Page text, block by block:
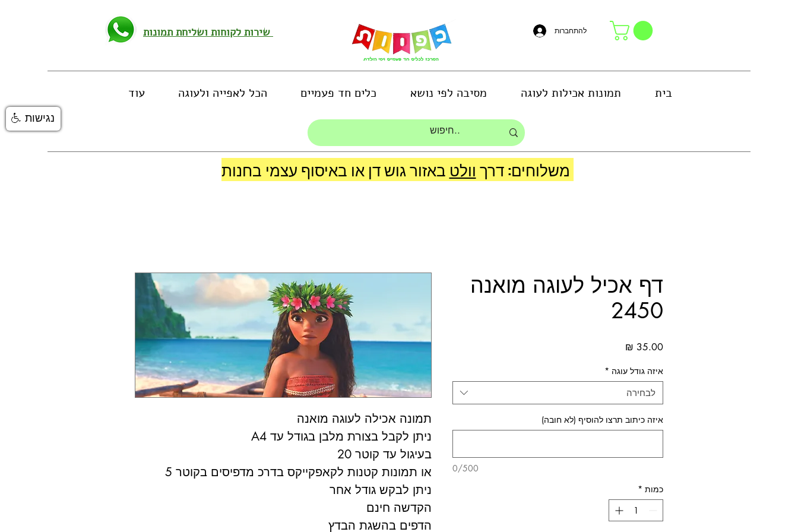
להתחברות
בית תמונות אכילות לעוגה מסיבה לפי נושא כלים חד פעמיים הכל לאפייה ולעוגה עוד
משלוחים: דרך וולט
תמונה אכילה לעוגה מואנה
ניתן לקבל בצורת מלבן בגודל עד A4
בעיגול עד קוטר 20
או תמונות קטנות לקאפקייקס בדרכ מדפיסים בקוטר 5
ניתן לבקש גודל אחר
הקדשה חינם
הדפים בהשגת הבדץ
דף אכיל לעוגה מואנה
2450
איזה גודל עוגה *
לבחירה
איזה כיתוב תרצו להוסיף (לא חובה)
0/500
כמות *
נגישות